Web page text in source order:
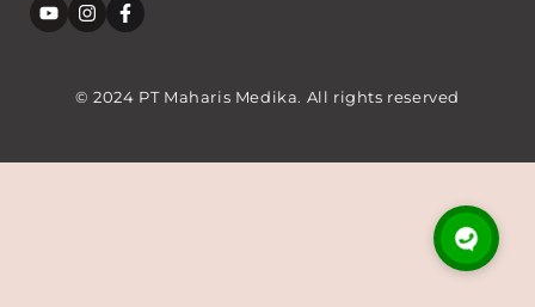
© 2024 PT Maharis Medika. All rights reserved